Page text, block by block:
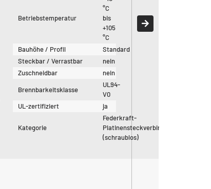
Betriebstemperatur
°C
bis
+105
°C
Bauhöhe / Profil
Standard
Steckbar / Verrastbar
nein
Zuschneidbar
nein
Brennbarkeitsklasse
UL94-
V0
UL-zertifiziert
ja
Kategorie
Federkraft-
Platinensteckverbinder
(schraublos)